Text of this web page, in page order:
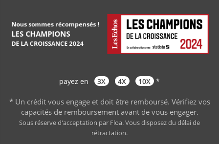
payez en 3X 4X 10X *
* Un crédit vous engage et doit être remboursé. Vérifiez vos
capacités de remboursement avant de vous engager.
Sous réserve d'acceptation par Floa. Vous disposez du délai de
rétractation.